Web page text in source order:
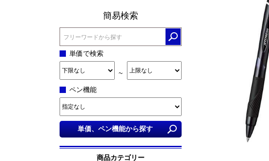
簡易検索
単価で検索
~
ペン機能
商品カテゴリー